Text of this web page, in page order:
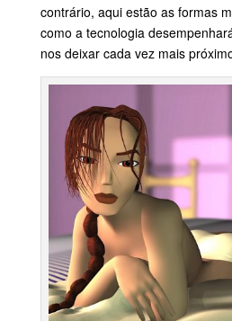
contrário, aqui estão as formas
como a tecnologia
nos deixar cada vez mais